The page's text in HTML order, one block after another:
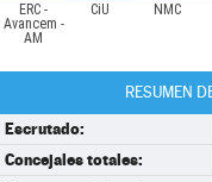
ERC -
Avancem -
AM
CiU NMC
RESUMEN
Escrutado:
Concejales totales: